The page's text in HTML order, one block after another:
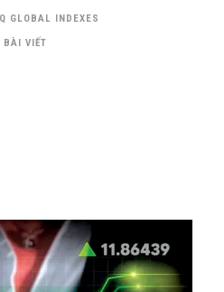
GLOBAL INDEXES
BÀI VIẾT